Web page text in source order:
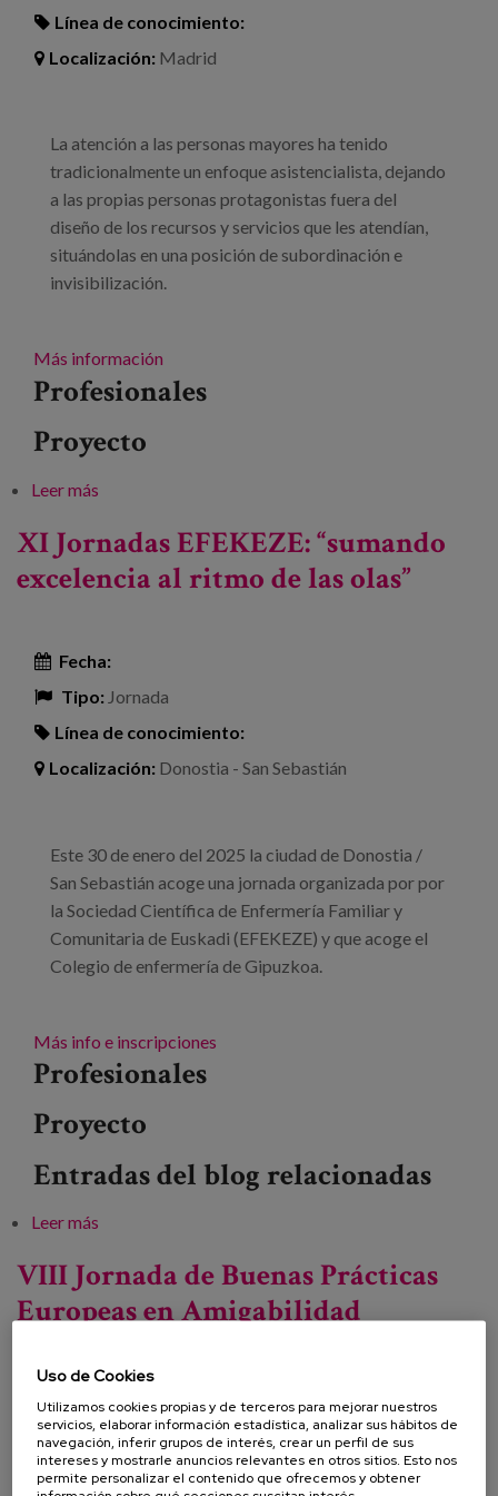
Línea de conocimiento:
Localización: Madrid
La atención a las personas mayores ha tenido
tradicionalmente un enfoque asistencialista, dejando
a las propias personas protagonistas fuera del
diseño de los recursos y servicios que les atendían,
situándolas en una posición de subordinación e
invisibilización.
Más información
Profesionales
Proyecto
Leer más
de proximidad”
XI Jornadas EFEKEZE: “sumando
excelencia al ritmo de las olas”
Fecha:
Tipo: Jornada
Línea de conocimiento:
Localización: Donostia - San Sebastián
Este 30 de enero del 2025 la ciudad de Donostia /
San Sebastián acoge una jornada organizada por por
la Sociedad Científica de Enfermería Familiar y
Comunitaria de Euskadi (EFEKEZE) y que acoge el
Colegio de enfermería de Gipuzkoa.
Más info e inscripciones
Profesionales
Proyecto
Entradas del blog relacionadas
Leer más
VIII Jornada de Buenas Prácticas
Europeas en Amigabilidad
Tipo:Jornada
Línea de conocimiento:
Uso de Cookies
Utilizamos cookies propias y de terceros para mejorar nuestros
servicios, elaborar información estadística, analizar sus hábitos de
navegación, inferir grupos de interés, crear un perfil de sus
intereses y mostrarle anuncios relevantes en otros sitios. Esto nos
permite personalizar el contenido que ofrecemos y obtener